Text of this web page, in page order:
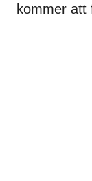
kommer att